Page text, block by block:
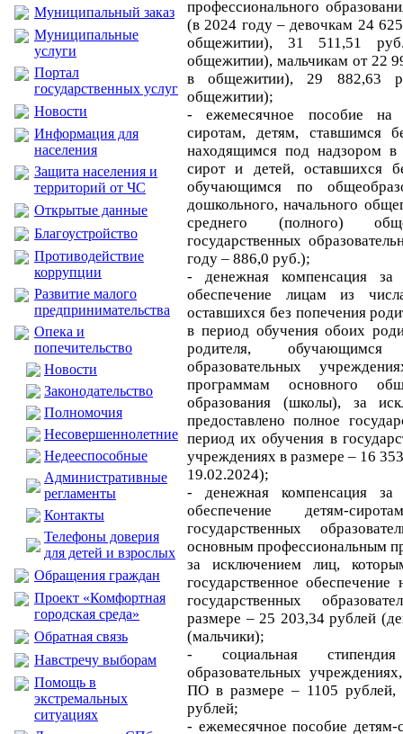
Муниципальный заказ
Муниципальные
услуги
Портал
государственных услуг
Новости
Информация для
населения
Защита населения и
территорий от ЧС
Открытые данные
Благоустройство
Противодействие
коррупции
Развитие малого
предпринимательства
Опека и
попечительство
Новости
Законодательство
Полномочия
Несовершеннолетние
Недееспособные
Административные
регламенты
Контакты
Телефоны доверия
для детей и взрослых
Обращения граждан
Проект «Комфортная
городская среда»
Обратная связь
Навстречу выборам
Помощь в
экстремальных
ситуациях
профессионального
(в 2024 году – девочкам 24
общежитии), 31 511,51
общежитии), мальчикам от 22
в общежитии), 29 882,63
общежитии);
- ежемесячное пособие на
сиротам, детям, ставшимся
находящимся под надзором в
сирот и детей, оставшихся
обучающимся по
дошкольного, начального
среднего (полного)
государственных
году – 886,0 руб.);
- денежная компенсация за
обеспечение лицам из
оставшихся без попечения
в период обучения обоих
родителя,
образовательных
программам основного
образования (школы), за
предоставлено полное
период их обучения в
учреждениях в размере – 16
19.02.2024);
- денежная компенсация за
обеспечение детям-
государственных
основным профессиональным
за исключением лиц,
государственное
государственных
размере – 25 203,34 рублей
(мальчики);
- социальная
образовательных
ПО в размере – 1105
рублей;
- ежемесячное пособие